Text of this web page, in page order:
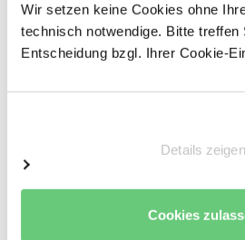
Wir setzen keine Cookies ohne
technisch notwendige. Bitte treffen
Entscheidung bzgl. Ihrer Cookie-
Details zeigen
Cookies
Omega Rahmenprofil
Profiliertes Bandstahl
Oberfläche pulverbeschichtet: